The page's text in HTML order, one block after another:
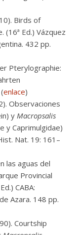
Birds of
(16ª Ed.) Vázquez
432 pp.
Pterylographie:
enlace)
Observaciones
y Macropsalis
y Caprimulgidae)
Nat. 19: 161–
las aguas del
Provincial
CABA:
Azara. 148 pp.
Courtship